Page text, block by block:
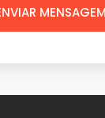
MENSAGEM